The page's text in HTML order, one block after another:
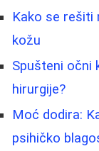
Kako se rešiti
kožu
Spušteni očni
hirurgije?
Moć dodira:
psihičko